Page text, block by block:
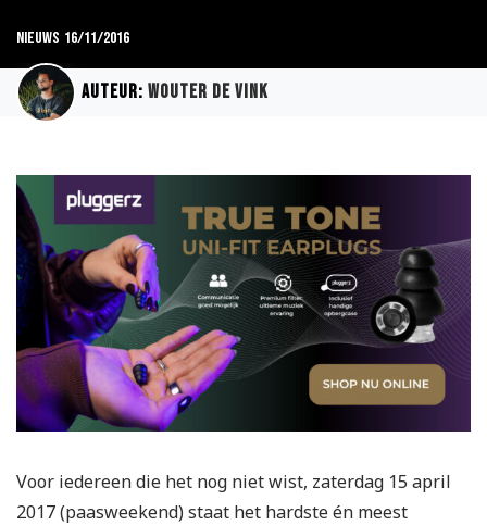
Nieuws 16/11/2016
Auteur: Wouter de Vink
Voor iedereen die het nog niet wist, zaterdag 15 april
2017 (paasweekend) staat het hardste én meest